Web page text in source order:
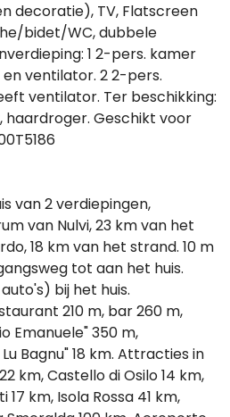
decoratie), TV, Flatscreen
bidet/WC, dubbele
1 2-pers. kamer
ventilator. 2 2-pers.
ventilator. Ter beschikking:
haardroger. Geschikt voor
van 2 verdiepingen,
van Nulvi, 23 km van het
18 km van het strand. 10 m
tot aan het huis.
bij het huis.
210 m, bar 260 m,
Emanuele" 350 m,
Bagnu" 18 km. Attracties in
km, Castello di Osilo 14 km,
km, Isola Rossa 41 km,